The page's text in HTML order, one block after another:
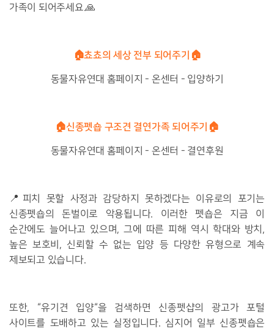
가족이 되어주세요.🙏
🏠쵸쵸의 세상 전부 되어주기🏠
동물자유연대 홈페이지 - 온센터 - 입양하기
🏠신종펫숍 구조견 결연가족 되어주기🏠
동물자유연대 홈페이지 - 온센터 - 결연후원
📍피치 못할 사정과 감당하지 못하겠다는 이유로의 포기는
신종펫숍의 돈벌이로 악용됩니다. 이러한 펫숍은 지금 이
순간에도 늘어나고 있으며, 그에 따른 피해 역시 학대와 방치,
높은 보호비, 신뢰할 수 없는 입양 등 다양한 유형으로 계속
제보되고 있습니다.
또한, “유기견 입양“을 검색하면 신종펫샵의 광고가 포털
사이트를 도배하고 있는 실정입니다. 심지어 일부 신종펫숍은